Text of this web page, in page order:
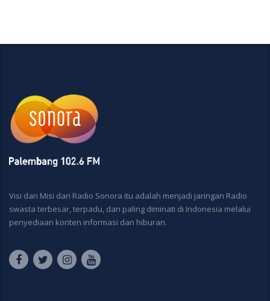
Visi dan Misi dari Radio Sonora itu adalah menjadi jaringan Radio
swasta terbesar, terpadu, dan paling diminati di Indonesia melalui
penyediaan konten informasi dan hiburan.